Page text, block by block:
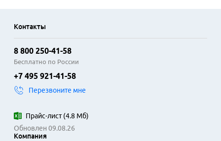
Контакты
8 800 250-41-58
Бесплатно по России
+7 495 921-41-58
Перезвоните мне
Прайс-лист(4.8 Мб)
Обновлен 09.08.26
Компания